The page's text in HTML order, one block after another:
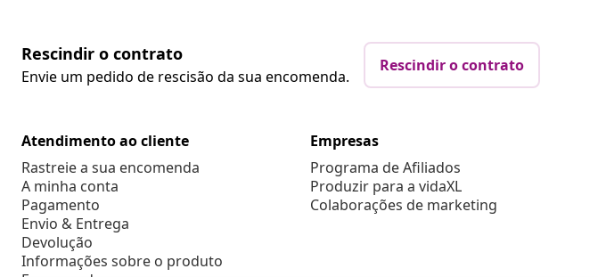
Rescindir o contrato
Envie um pedido de rescisão da sua encomenda.
Rescindir o contrato
Atendimento ao cliente
Rastreie a sua encomenda
A minha conta
Pagamento
Envio & Entrega
Devolução
Informações sobre o produto
Empresas
Programa de Afiliados
Produzir para a vidaXL
Colaborações de marketing